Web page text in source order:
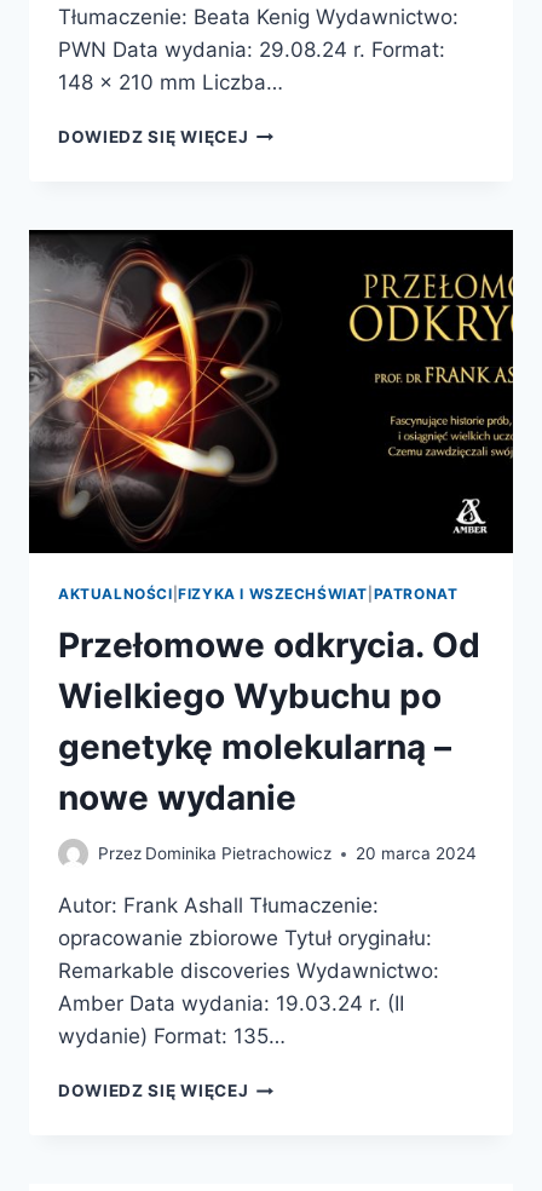
Tłumaczenie: Beata Kenig Wydawnictwo:
PWN Data wydania: 29.08.24 r. Format:
148 x 210 mm Liczba…
DOWIEDZ SIĘ WIĘCEJ VERA
PREMIERA
AKTUALNOŚCI |FIZYKA I WSZECHŚWIAT PATRONAT
Przełomowe odkrycia. Od
Wielkiego Wybuchu po
genetykę molekularną –
nowe wydanie
Przez Dominika Pietrachowicz 20 marca 2024
Autor: Frank Ashall Tłumaczenie:
opracowanie zbiorowe Tytuł oryginału:
Remarkable discoveries Wydawnictwo:
Amber Data wydania: 19.03.24 r. (II
wydanie) Format: 135…
DOWIEDZ SIĘ WIĘCEJ PRZEŁOMOWE